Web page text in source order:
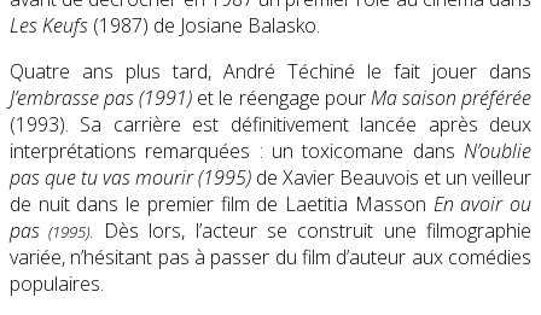
Les Keufs (1987) de Josiane Balasko.
Quatre ans plus tard, André Téchiné le fait jouer dans
J’embrasse pas (1991) et le réengage pourMa saison préférée
(1993). Sa carrière est définitivement lancée après deux
interprétations remarquées : un toxicomane dans N’oublie
pas que tu vas mourir (1995) de Xavier Beauvois et un veilleur
de nuit dans le premier film de Laetitia Masson En avoir ou
pas (1995). Dès lors, l’acteur se construit une filmographie
variée, n’hésitant pas à passer du film d’auteur aux comédies
populaires.